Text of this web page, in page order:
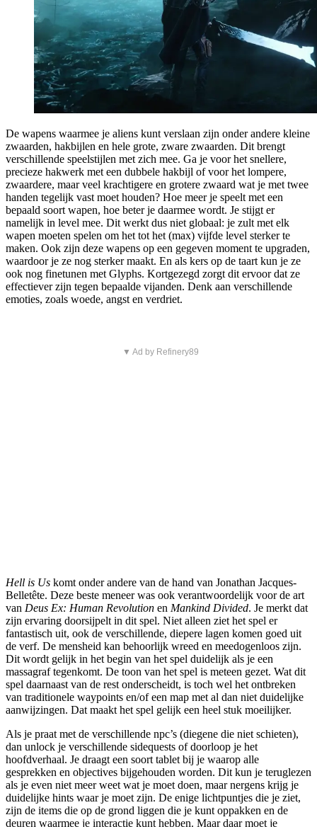
De wapens waarmee je aliens kunt verslaan zijn onder andere kleine
zwaarden, hakbijlen en hele grote, zware zwaarden. Dit brengt
verschillende speelstijlen met zich mee. Ga je voor het snellere,
precieze hakwerk met een dubbele hakbijl of voor het lompere,
zwaardere, maar veel krachtigere en grotere zwaard wat je met twee
handen tegelijk vast moet houden? Hoe meer je speelt met een
bepaald soort wapen, hoe beter je daarmee wordt. Je stijgt er
namelijk in level mee. Dit werkt dus niet globaal: je zult met elk
wapen moeten spelen om het tot het (max) vijfde level sterker te
maken. Ook zijn deze wapens op een gegeven moment te upgraden,
waardoor je ze nog sterker maakt. En als kers op de taart kun je ze
ook nog finetunen met Glyphs. Kortgezegd zorgt dit ervoor dat ze
effectiever zijn tegen bepaalde vijanden. Denk aan verschillende
emoties, zoals woede, angst en verdriet.
▼ Ad by Refinery89
Hell is Us komt onder andere van de hand van Jonathan Jacques-
Belletête. Deze beste meneer was ook verantwoordelijk voor de art
van Deus Ex: Human Revolution en Mankind Divided. Je merkt dat
zijn ervaring doorsijpelt in dit spel. Niet alleen ziet het spel er
fantastisch uit, ook de verschillende, diepere lagen komen goed uit
de verf. De mensheid kan behoorlijk wreed en meedogenloos zijn.
Dit wordt gelijk in het begin van het spel duidelijk als je een
massagraf tegenkomt. De toon van het spel is meteen gezet. Wat dit
spel daarnaast van de rest onderscheidt, is toch wel het ontbreken
van traditionele waypoints en/of een map met al dan niet duidelijke
aanwijzingen. Dat maakt het spel gelijk een heel stuk moeilijker.
Als je praat met de verschillende npc’s (diegene die niet schieten),
dan unlock je verschillende sidequests of doorloop je het
hoofdverhaal. Je draagt een soort tablet bij je waarop alle
gesprekken en objectives bijgehouden worden. Dit kun je teruglezen
als je even niet meer weet wat je moet doen, maar nergens krijg je
duidelijke hints waar je moet zijn. De enige lichtpuntjes die je ziet,
zijn de items die op de grond liggen die je kunt oppakken en de
deuren waarmee je interactie kunt hebben. Maar daar moet je